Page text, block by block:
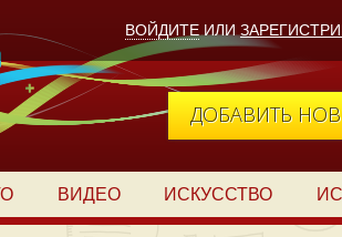
ВОЙДИТЕ ИЛИ
ДОБАВИТЬ
ВИДЕО ИСКУССТВО